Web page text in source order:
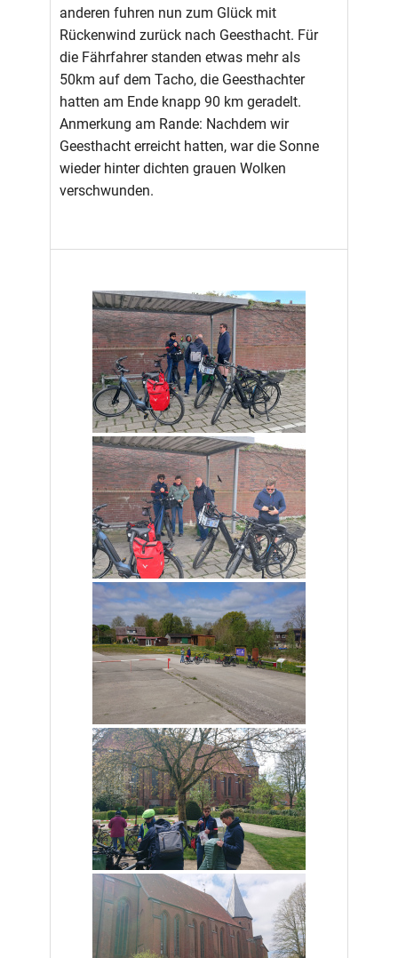
anderen fuhren nun zum Glück mit
Rückenwind zurück nach Geesthacht. Für
die Fährfahrer standen etwas mehr als
50km auf dem Tacho, die Geesthachter
hatten am Ende knapp 90 km geradelt.
Anmerkung am Rande: Nachdem wir
Geesthacht erreicht hatten, war die Sonne
wieder hinter dichten grauen Wolken
verschwunden.